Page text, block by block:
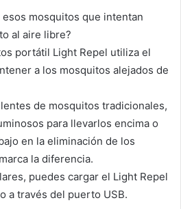
mosquitos que intentan
al aire libre?
portátil Light Repel utiliza el
a los mosquitos alejados de
de mosquitos tradicionales,
para llevarlos encima o
en la eliminación de los
la diferencia.
puedes cargar el Light Repel
a través del puerto USB.